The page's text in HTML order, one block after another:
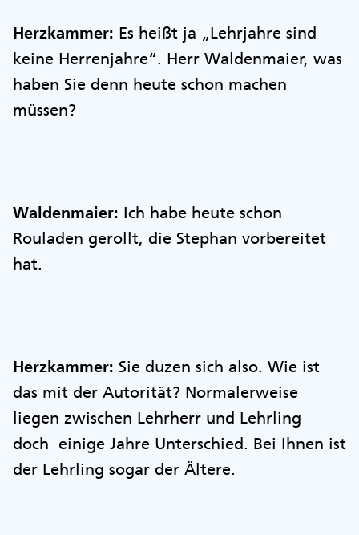
Herzkammer: Es heißt ja „Lehrjahre sind
keine Herrenjahre“. Herr Waldenmaier, was
haben Sie denn heute schon machen
müssen?
Waldenmaier: Ich habe heute schon
Rouladen gerollt, die Stephan vorbereitet
hat.
Herzkammer: Sie duzen sich also. Wie ist
das mit der Autorität? Normalerweise
liegen zwischen Lehrherr und Lehrling
doch einige Jahre Unterschied. Bei Ihnen ist
der Lehrling sogar der Ältere.